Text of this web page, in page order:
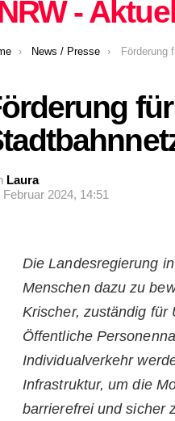
are here:News / Presse Förderung für
Laura
Februar 2024, 14:51
Die Landesregierung
Menschen dazu zu
Krischer, zuständig für
Öffentliche
Individualverkehr
Infrastruktur, um die
barrierefrei und sicher